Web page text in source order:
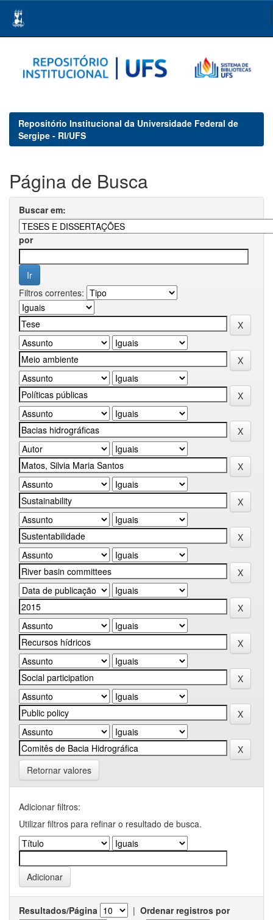
navigation
Repositório Institucional da Universidade Federal de
Sergipe - RI/UFS
Página de Busca
Buscar em:
por
Filtros correntes:
Retornar valores
Adicionar filtros:
Utilizar filtros para refinar o resultado de busca.
Resultados/Página | Ordenar registros por